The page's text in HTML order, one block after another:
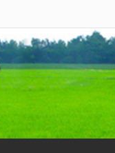
Sáu 07.08 | Th. Xystô II,